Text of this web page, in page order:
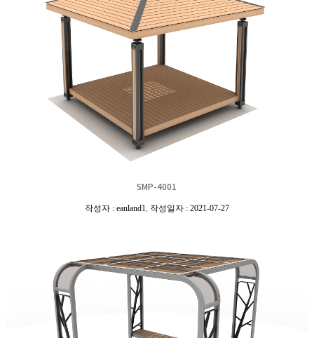
SMP-4001
작성자 : eanland1, 작성일자 : 2021-07-27